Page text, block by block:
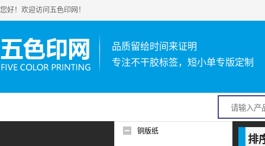
您好！欢迎访问五色印网！
品质留给时间来证明
专注不干胶标签，短小单专版定制
铜版纸
排